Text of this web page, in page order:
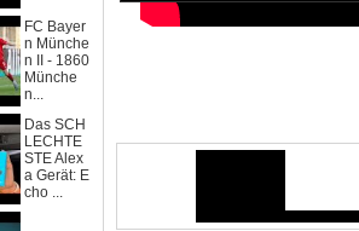
FC Bayer
n Münche
n II - 1860
Münche
n...
Das SCH
LECHTE
STE Alex
a Gerät: E
cho ...